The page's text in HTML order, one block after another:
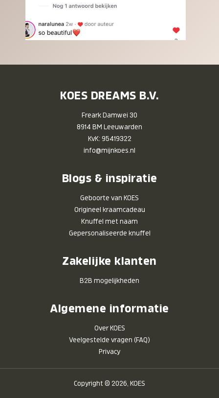
KOES DREAMS B.V.
Freark Damwei 30
8914 BM Leeuwarden
KvK: 95419322
info@mijnkoes.nl
Blogs & inspiratie
Geboorte van KOES
Origineel kraamcadeau
Knuffel met naam
Gepersonaliseerde knuffel
Zakelijke klanten
B2B mogelijkheden
Algemene informatie
Over KOES
Veelgestelde vragen (FAQ)
Privacy
Copyright © 2026, KOES